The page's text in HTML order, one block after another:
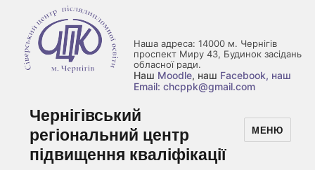
Наша адреса: 14000 м. Чернігів
проспект Миру 43, Будинок засідань
обласної ради.
Наш Moodle, наш Facebook, наш
Email: chcppk@gmail.com
Чернігівський
регіональний центр
підвищення кваліфікації
МЕНЮ